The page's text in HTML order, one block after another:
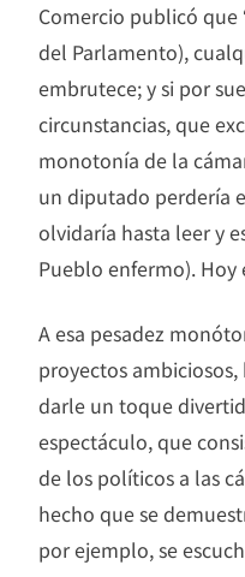
Comercio publicó que
del Parlamento),
embrutece; y si por
circunstancias, que
monotonía de la
un diputado perdería
olvidaría hasta leer y
Pueblo enfermo). Hoy
A esa pesadez
proyectos
darle un toque
espectáculo, que
de los políticos a las
hecho que se
por ejemplo, se